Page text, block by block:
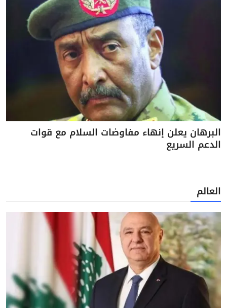
البرهان يعلن إنهاء مفاوضات السلام مع قوات
الدعم السريع
العالم